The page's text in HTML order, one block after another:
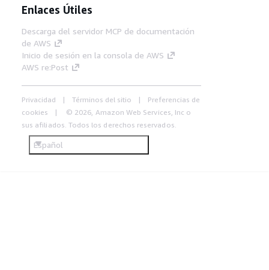
Enlaces Útiles
Descarga del servidor MCP de documentación
de AWS
Inicio de sesión en la consola de AWS
AWS re:Post
Privacidad Términos del sitio
Preferencias de
cookies
© 2026, Amazon Web Services, Inc o
sus afiliados. Todos los derechos reservados.
Español